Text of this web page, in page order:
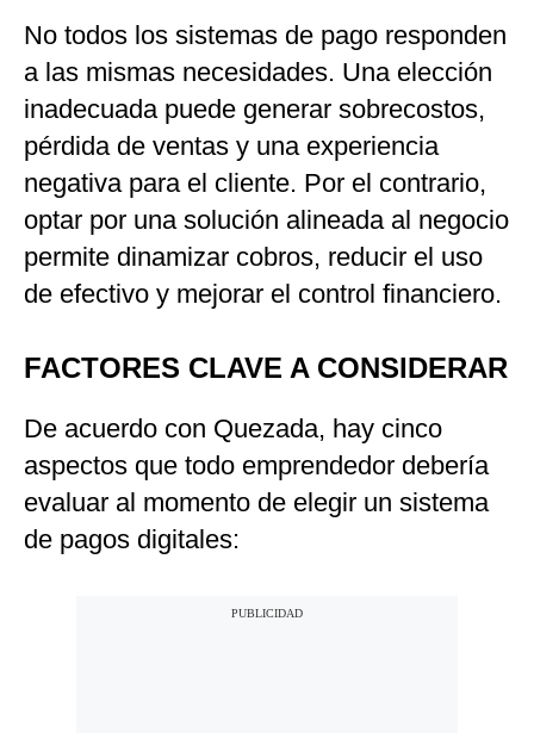
No todos los sistemas de pago responden
a las mismas necesidades. Una elección
inadecuada puede generar sobrecostos,
pérdida de ventas y una experiencia
negativa para el cliente. Por el contrario,
optar por una solución alineada al negocio
permite dinamizar cobros, reducir el uso
de efectivo y mejorar el control financiero.
FACTORES CLAVE A CONSIDERAR
De acuerdo con Quezada, hay cinco
aspectos que todo emprendedor debería
evaluar al momento de elegir un sistema
de pagos digitales: